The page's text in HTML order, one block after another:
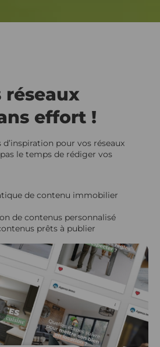
réseaux
effort !
pour vos réseaux
pas le temps de rédiger vos
de contenu immobilier
de contenus personnalisé
prêts à publier